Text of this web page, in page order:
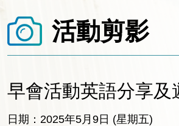
活動剪影
早會活動英語分享及
日期：2025年5月9日 (星期五)